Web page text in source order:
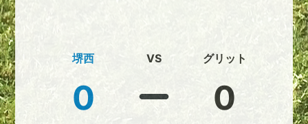
堺西
0
VS グリット
0